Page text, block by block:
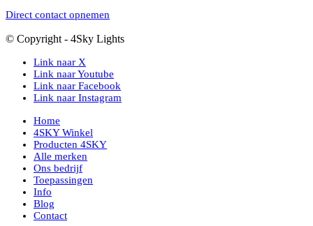
Direct contact opnemen
© Copyright - 4Sky Lights
Link naar X
Link naar Youtube
Link naar Facebook
Link naar Instagram
Home
4SKY Winkel
Producten 4SKY
Alle merken
Ons bedrijf
Toepassingen
Info
Blog
Contact